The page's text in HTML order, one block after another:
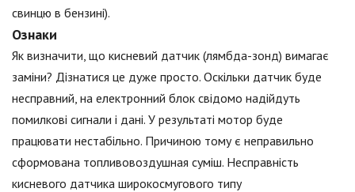
свинцю в бензині).
Ознаки
Як визначити, що кисневий датчик (лямбда-зонд) вимагає
заміни? Дізнатися це дуже просто. Оскільки датчик буде
несправний, на електронний блок свідомо надійдуть
помилкові сигнали і дані. У результаті мотор буде
працювати нестабільно. Причиною тому є неправильно
сформована топливовоздушная суміш. Несправність
кисневого датчика широкосмугового типу